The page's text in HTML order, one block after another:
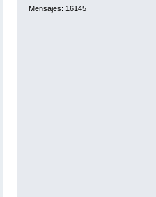
Mensajes: 16145